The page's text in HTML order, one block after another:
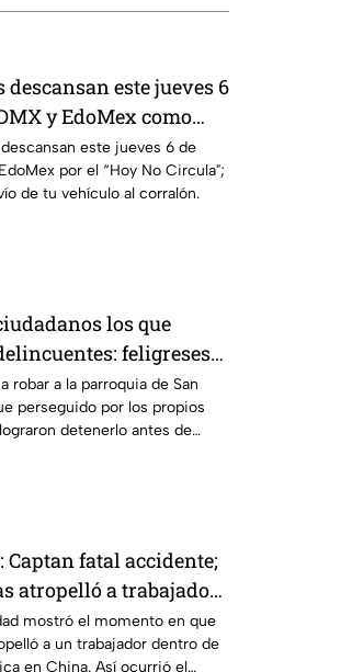
este jueves 6
y EdoMex como
Circulaeste jueves 6 de
por el “Hoy No Circula";
de tu vehículo al corralón.
los que
feligreses
ladrón ante la
Puebla de Alejandro
robar a la parroquia de San
perseguido por los propios
detenerlo antes de
Vecinos denuncian que los
Captan fatal accidente;
atropelló a trabajador
mostró el momento en que
a un trabajador dentro de
en China. Así ocurrió el